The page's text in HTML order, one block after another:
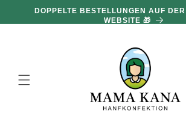
und zum
100 G GRATIS PRO 100 €